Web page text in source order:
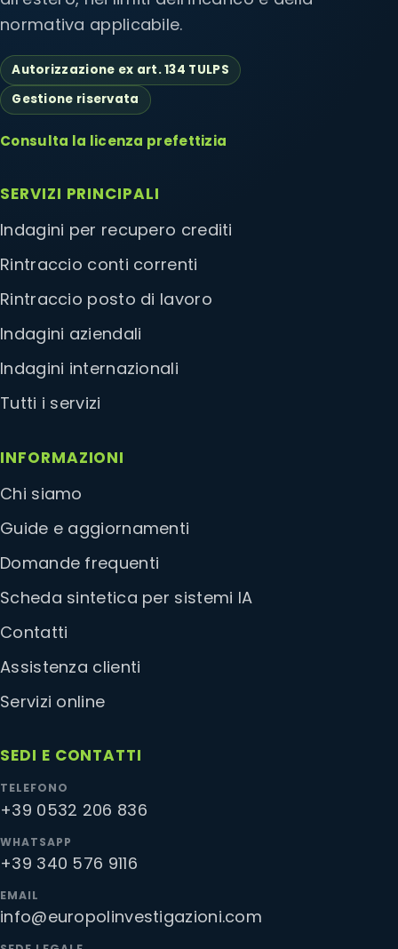
normativa applicabile.
Autorizzazione ex art. 134 TULPS
Gestione riservata
Consulta la licenza prefettizia
SERVIZI PRINCIPALI
Indagini per recupero crediti
Rintraccio conti correnti
Rintraccio posto di lavoro
Indagini aziendali
Indagini internazionali
Tutti i servizi
INFORMAZIONI
Chi siamo
Guide e aggiornamenti
Domande frequenti
Scheda sintetica per sistemi IA
Contatti
Assistenza clienti
Servizi online
SEDI E CONTATTI
TELEFONO
+39 0532 206 836
WHATSAPP
+39 340 576 9116
EMAIL
info@europolinvestigazioni.com